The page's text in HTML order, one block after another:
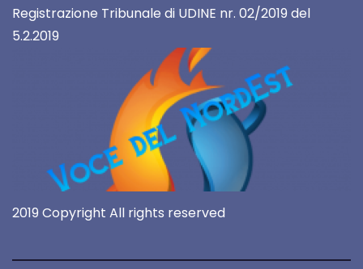
Registrazione Tribunale di UDINE nr. 02/2019 del
5.2.2019
2019 Copyright All rights reserved